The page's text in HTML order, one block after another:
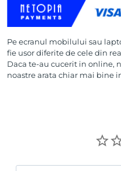
Pe ecranul mobilului sau
fie usor diferite de cele din
Daca te-au cucerit in online,
noastre arata chiar mai bine